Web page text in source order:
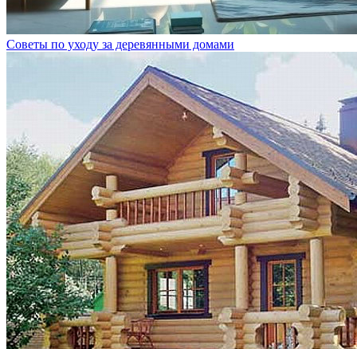
Советы по уходу за деревянными домами